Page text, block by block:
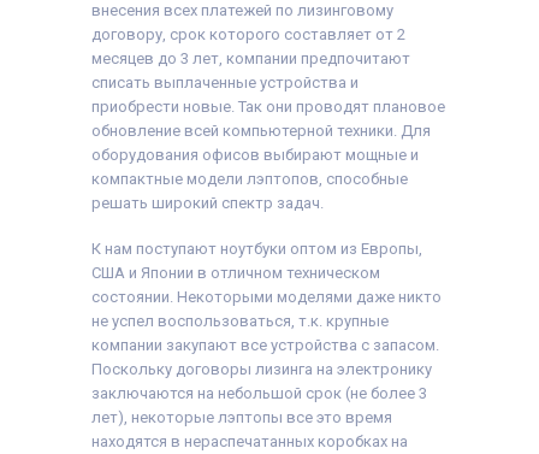
внесения всех платежей по лизинговому
договору, срок которого составляет от 2
месяцев до 3 лет, компании предпочитают
списать выплаченные устройства и
приобрести новые. Так они проводят плановое
обновление всей компьютерной техники. Для
оборудования офисов выбирают мощные и
компактные модели лэптопов, способные
решать широкий спектр задач.
К нам поступают ноутбуки оптом из Европы,
США и Японии в отличном техническом
состоянии. Некоторыми моделями даже никто
не успел воспользоваться, т.к. крупные
компании закупают все устройства с запасом.
Поскольку договоры лизинга на электронику
заключаются на небольшой срок (не более 3
лет), некоторые лэптопы все это время
находятся в нераспечатанных коробках на